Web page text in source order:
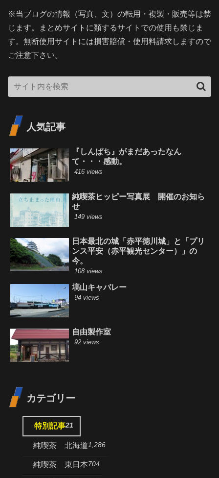
※当ブログの情報（写真、文）の転用・複製・販売等は禁
じます。まとめサイトに類するサイトでの使用も禁じま
す。無断使用サイトには損害賠償・使用料請求しますので
ご注意下さい。
人気記事
『しんぱち』がまだあったなん
て・・・感動。
416 views
純喫茶ヒッピー写真展 開催のお知ら
せ
149 views
日本最北の城「赤平徳川城」と「プリ
ンス平安（赤平観光センター）」の
今。
108 views
塙山キャバレー
94 views
自由製作室
92 views
カテゴリー
特別記事21
純喫茶 北海道1,286
純喫茶 東日本704